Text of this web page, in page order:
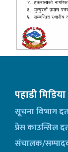
पहाडी
सूचना विभाग
प्रेस काउन्सिल
संचालक/